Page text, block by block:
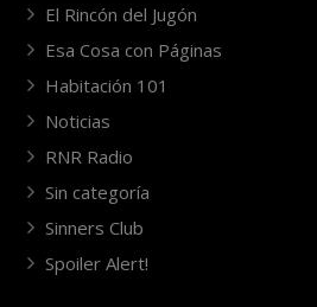
El Rincón del Jugón
Esa Cosa con Páginas
Habitación 101
Noticias
RNR Radio
Sin categoría
Sinners Club
Spoiler Alert!